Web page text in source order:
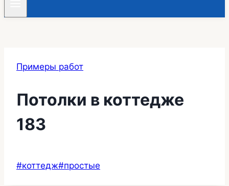
Примеры работ
Потолки в коттедже
183
Метки
#коттедж#простые